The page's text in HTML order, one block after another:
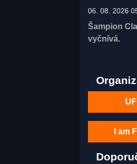
06. 08. 2026
Šampion
vyčnívá.
I am